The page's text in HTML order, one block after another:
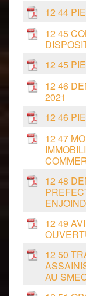
12 44
12 45
12 45
12 46
2021
12 46
12 47
12 48
12 49
12 50
AU